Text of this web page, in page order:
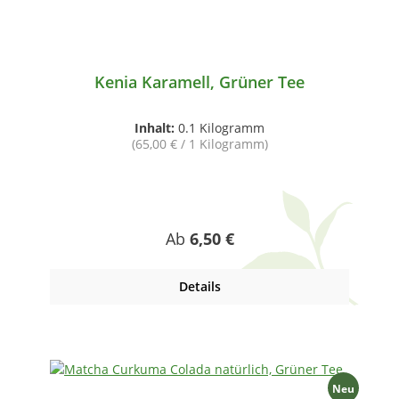
Kenia Karamell, Grüner Tee
Inhalt: 0.1 Kilogramm
(65,00 € / 1 Kilogramm)
Regulärer Preis:
Ab 6,50 €
Details
Neu